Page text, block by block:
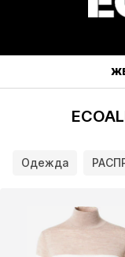
Одежда